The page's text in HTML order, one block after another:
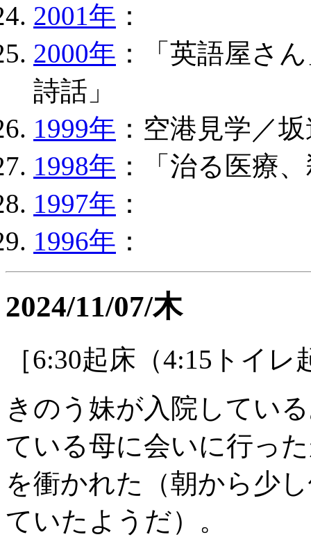
2001年 ：
2000年 ：「英語屋さ
詩話」
1999年 ：空港見学／
1998年 ：「治る医療
1997年 ：
1996年 ：
2024/11/07/木
［6:30起床（4:15トイ
きのう妹が入院してい
ている母に会いに行っ
を衝かれた（朝から少
ていたようだ）。